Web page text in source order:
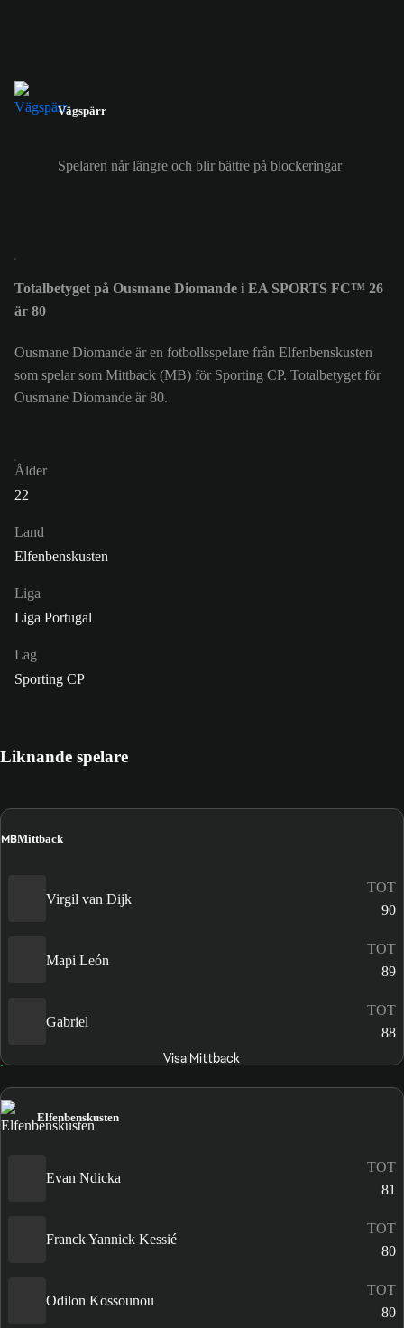
Vägspärr
Spelaren når längre och blir bättre på blockeringar
Totalbetyget på Ousmane Diomande i EA SPORTS FC™ 26
är 80
Ousmane Diomande är en fotbollsspelare från Elfenbenskusten
som spelar som Mittback (MB) för Sporting CP. Totalbetyget för
Ousmane Diomande är 80.
Ålder
22
Land
Elfenbenskusten
Liga
Liga Portugal
Lag
Sporting CP
Liknande spelare
MBMittback
Virgil van Dijk
TOT
90
Mapi León
TOT
89
Gabriel
TOT
88
Visa Mittback
Elfenbenskusten
Evan Ndicka
TOT
81
Franck Yannick Kessié
TOT
80
Odilon Kossounou
TOT
80